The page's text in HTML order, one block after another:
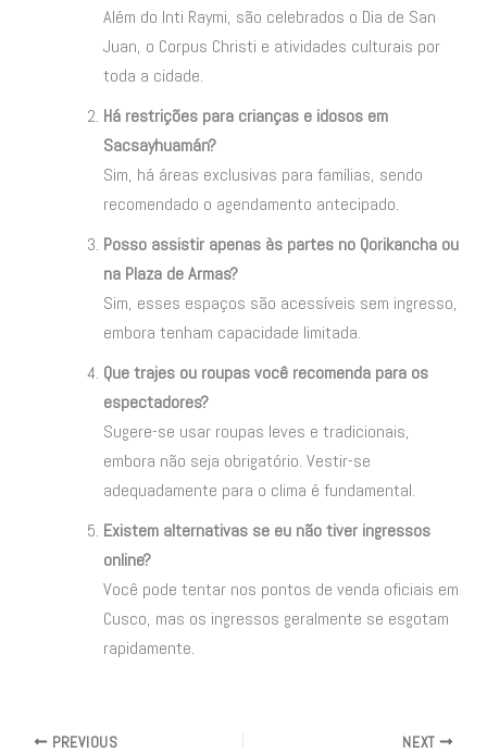
Além do Inti Raymi, são celebrados o Dia de San
Juan, o Corpus Christi e atividades culturais por
toda a cidade.
Há restrições para crianças e idosos em
Sacsayhuamán?
Sim, há áreas exclusivas para famílias, sendo
recomendado o agendamento antecipado.
Posso assistir apenas às partes no Qorikancha ou
na Plaza de Armas?
Sim, esses espaços são acessíveis sem ingresso,
embora tenham capacidade limitada.
Que trajes ou roupas você recomenda para os
espectadores?
Sugere-se usar roupas leves e tradicionais,
embora não seja obrigatório. Vestir-se
adequadamente para o clima é fundamental.
Existem alternativas se eu não tiver ingressos
online?
Você pode tentar nos pontos de venda oficiais em
Cusco, mas os ingressos geralmente se esgotam
rapidamente.
PREVIOUS NEXT